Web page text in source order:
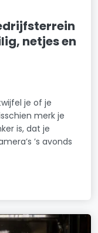
netjes en
je of je
merk je
is, dat je
’s avonds